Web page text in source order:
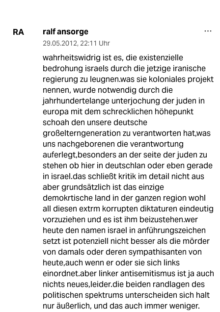
RA ralf ansorge
29.05.2012, 22:11 Uhr
wahrheitswidrig ist es, die existenzielle
bedrohung israels durch die jetzige iranische
regierung zu leugnen.was sie koloniales projekt
nennen, wurde notwendig durch die
jahrhundertelange unterjochung der juden in
europa mit dem schrecklichen höhepunkt
schoah den unsere deutsche
großelterngeneration zu verantworten hat,was
uns nachgeborenen die verantwortung
auferlegt,besonders an der seite der juden zu
stehen ob hier in deutschlan oder eben gerade
in israel.das schließt kritik im detail nicht aus
aber grundsätzlich ist das einzige
demokrtische land in der ganzen region wohl
all diesen extrm korrupten diktaturen eindeutig
vorzuziehen und es ist ihm beizustehen.wer
heute den namen israel in anführungszeichen
setzt ist potenziell nicht besser als die mörder
von damals oder deren sympathisanten von
heute,auch wenn er oder sie sich links
einordnet.aber linker antisemitismus ist ja auch
nichts neues,leider.die beiden randlagen des
politischen spektrums unterscheiden sich halt
nur äußerlich, und das auch immer weniger.